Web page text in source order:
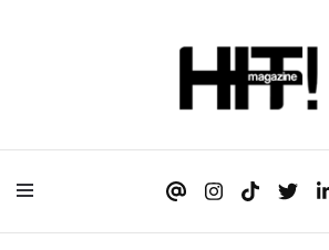
HIT!Magazine